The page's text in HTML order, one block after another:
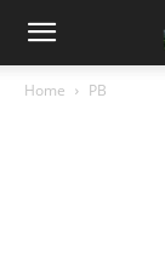
Home PB